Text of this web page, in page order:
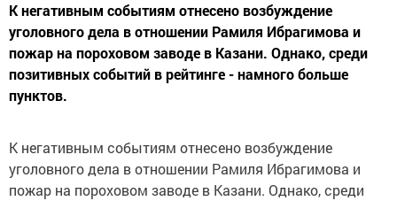
К негативным событиям отнесено возбуждение
уголовного дела в отношении Рамиля Ибрагимова и
пожар на пороховом заводе в Казани. Однако, среди
позитивных событий в рейтинге - намного больше
пунктов.
К негативным событиям отнесено возбуждение
уголовного дела в отношении Рамиля Ибрагимова и
пожар на пороховом заводе в Казани. Однако, среди